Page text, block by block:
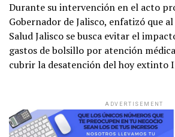
Durante su intervención en el acto
Gobernador de Jalisco, enfatizó que
Salud Jalisco se busca evitar el
gastos de bolsillo por atención
cubrir la desatención del hoy extinto
ADVERTISEMENT